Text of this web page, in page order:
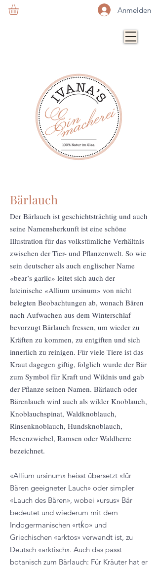
Anmelden
Bärlauch
Der Bärlauch ist geschichtsträchtig und auch
seine Namensherkunft ist eine schöne
Illustration für das volkstümliche Verhältnis
zwischen der Tier- und Pflanzenwelt. So wie
sein deutscher als auch englischer Name
«bear’s garlic» leitet sich auch der
lateinische «Allium ursinum» von nicht
belegten Beobachtungen ab, wonach Bären
nach Aufwachen aus dem Winterschlaf
bevorzugt Bärlauch fressen, um wieder zu
Kräften zu kommen, zu entgiften und sich
innerlich zu reinigen. Für viele Tiere ist das
Kraut dagegen giftig, folglich wurde der Bär
zum Symbol für Kraft und Wildnis und gab
der Pflanze seinen Namen. Bärlauch oder
Bärenlauch wird auch als wilder Knoblauch,
Knoblauchspinat, Waldknoblauch,
Rinsenknoblauch, Hundsknoblauch,
Hexenzwiebel, Ramsen oder Waldherre
bezeichnet.
«Allium ursinum» heisst übersetzt «für
Bären geeigneter Lauch» oder simpler
«Lauch des Bären», wobei «ursus» Bär
bedeutet und wiederum mit dem
Indogermanischen «rtḱo» und
Griechischen «arktos» verwandt ist, zu
Deutsch «arktisch». Auch das passt
botanisch zum Bärlauch: Für Kräuter hat er